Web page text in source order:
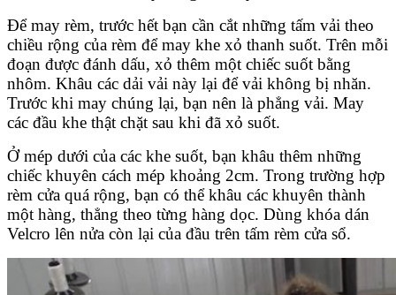
Để may rèm, trước hết bạn cần cắt những tấm vải theo
chiều rộng của rèm để may khe xỏ thanh suốt. Trên mỗi
đoạn được đánh dấu, xỏ thêm một chiếc suốt bằng
nhôm. Khâu các dải vải này lại để vải không bị nhăn.
Trước khi may chúng lại, bạn nên là phẳng vải. May
các đầu khe thật chặt sau khi đã xỏ suốt.
Ở mép dưới của các khe suốt, bạn khâu thêm những
chiếc khuyên cách mép khoảng 2cm. Trong trường hợp
rèm cửa quá rộng, bạn có thể khâu các khuyên thành
một hàng, thẳng theo từng hàng dọc. Dùng khóa dán
Velcro lên nửa còn lại của đầu trên tấm rèm cửa sổ.